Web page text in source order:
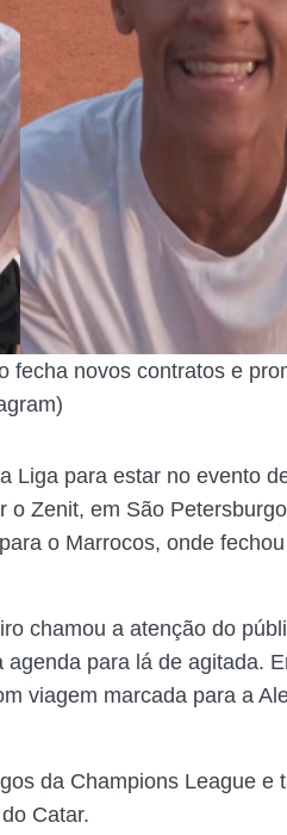
fecha novos contratos e
Liga para estar no evento
o Zenit, em São
o Marrocos, onde
chamou a atenção do
para lá de agitada.
viagem marcada para a
da Champions League e
Catar.